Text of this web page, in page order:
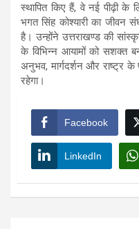
स्थापित किए हैं, वे नई पीढ़ी के
भगत सिंह कोश्यारी का जीवन
है। उन्होंने उत्तराखण्ड की
के विभिन्न आयामों को सशक्त
अनुभव, मार्गदर्शन और राष्ट्र
रहेगा।
Facebook
LinkedIn